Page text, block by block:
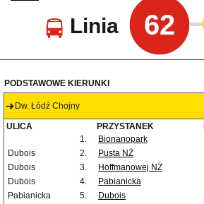
Linia 62
PODSTAWOWE KIERUNKI
Dw. Łódź Chojny
ULICA PRZYSTANEK
1.
Bionanopark
Dubois
2.
Pusta NŻ
Dubois
3.
Hoffmanowej NŻ
Dubois
4. Pabianicka
Pabianicka
5. Dubois